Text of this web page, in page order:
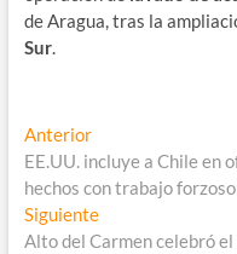
de Aragua, tras la
Sur.
Navegación
de
entradas
AnteriorEntrada
anterior:
EE.UU. incluye a Chile en
hechos con trabajo
SiguienteEntrada
siguiente:
Alto del Carmen celebró